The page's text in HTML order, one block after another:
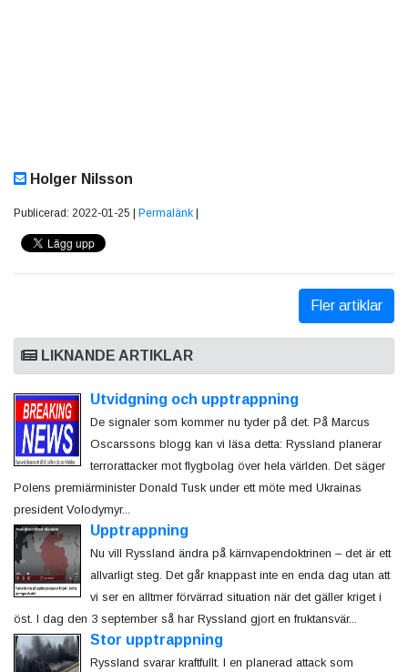
Holger Nilsson
Publicerad: 2022-01-25 | Permalänk
Fler artiklar
LIKNANDE ARTIKLAR
Utvidgning och upptrappning
De signaler som kommer nu tyder på det. På Marcus
Oscarssons blogg kan vi läsa detta: Ryssland planerar
terrorattacker mot flygbolag över hela världen. Det säger
Polens premiärminister Donald Tusk under ett möte med Ukrainas
president Volodymyr...
Upptrappning
Nu vill Ryssland ändra på kärnvapendoktrinen – det är ett
allvarligt steg. Det går knappast inte en enda dag utan att
vi ser en alltmer förvärrad situation när det gäller kriget i
öst. I dag den 3 september så har Ryssland gjort en fruktansvär...
Stor upptrappning
Ryssland svarar kraftfullt. I en planerad attack som